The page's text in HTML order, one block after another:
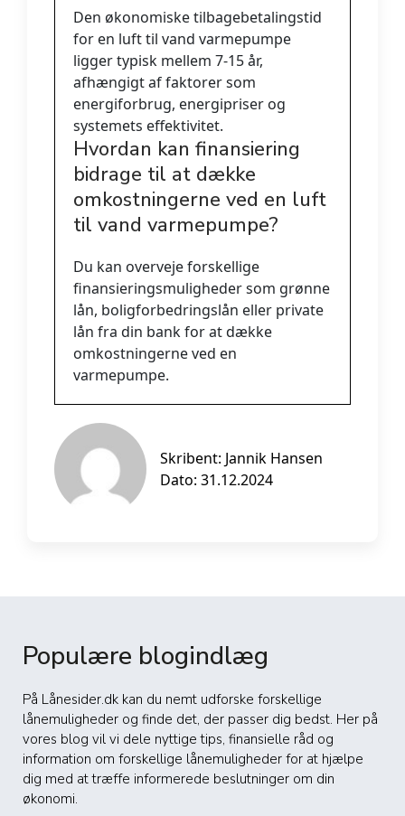
Den økonomiske tilbagebetalingstid
for en luft til vand varmepumpe
ligger typisk mellem 7-15 år,
afhængigt af faktorer som
energiforbrug, energipriser og
systemets effektivitet.
Hvordan kan finansiering
bidrage til at dække
omkostningerne ved en luft
til vand varmepumpe?
Du kan overveje forskellige
finansieringsmuligheder som grønne
lån, boligforbedringslån eller private
lån fra din bank for at dække
omkostningerne ved en
varmepumpe.
Skribent: Jannik Hansen
Dato: 31.12.2024
Populære blogindlæg
På Lånesider.dk kan du nemt udforske forskellige
lånemuligheder og finde det, der passer dig bedst. Her på
vores blog vil vi dele nyttige tips, finansielle råd og
information om forskellige lånemuligheder for at hjælpe
dig med at træffe informerede beslutninger om din
økonomi.